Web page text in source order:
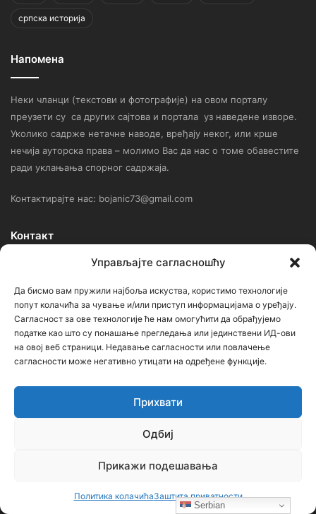
Управљајте сагласношћу
Да бисмо вам пружили најбоља искуства, користимо технологије
попут колачића за чување и/или приступ информацијама о уређају.
Сагласност за ове технологије ће нам омогућити да обрађујемо
податке као што су понашање прегледања или јединствени ИД-ови
на овој веб страници. Недавање сагласности или повлачење
сагласности може негативно утицати на одређене функције.
Прихвати
Одбиј
Прикажи подешавања
Политика колачићаЗаштита приватности
српска историја
Напомена
Неки чланци (текстови и фотографије) на овом порталу
преузети су са других сајтова и портала уз наведене изворе.
Уколико садрже нетачне наводе, вређају неког, или крше
нечија ауторска права – молимо Вас да нас о томе обавестите
ради уклањања спорног садржаја.
Контактирајте нас: bojanic73@gmail.com
Контакт
Седиште: Србија, 18000, Ниш
Контакт: тел. +381 652061021
редакција –bojanic73@gmail.com
администратор – bojanic73@gmail.com
Сајт није под финансијским, политичким и идеолошким
профитабилан, заснива се на добровољном раду.
Serbian